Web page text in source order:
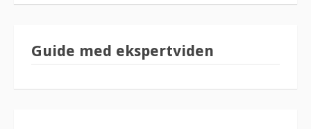
Guide med ekspertviden